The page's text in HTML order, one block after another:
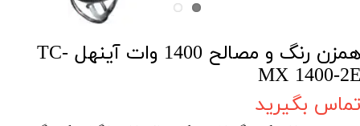
همزن رنگ و مصالح 1400 وات آينهل TC-
MX 1400-
بگیرید